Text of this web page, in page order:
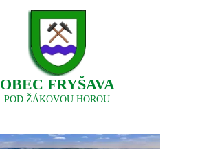
OBEC FRYŠAVA
POD ŽÁKOVOU HOROU